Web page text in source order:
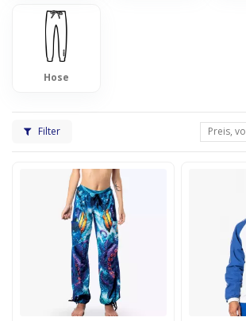
Hose
Filter Preis,